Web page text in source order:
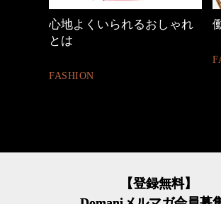
働く女性のバッグの中身
【登録無料】